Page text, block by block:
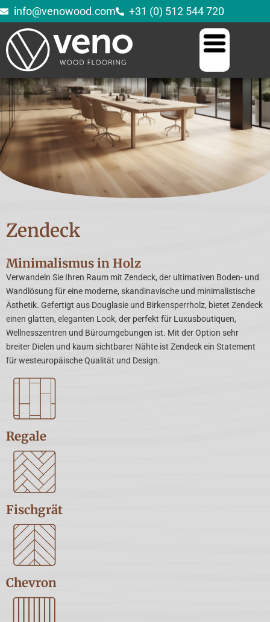
info@venowood.com +31 (0) 512 544 720
Zendeck
Minimalismus in Holz
Verwandeln Sie Ihren Raum mit Zendeck, der ultimativen Boden- und
Wandlösung für eine moderne, skandinavische und minimalistische
Ästhetik. Gefertigt aus Douglasie und Birkensperrholz, bietet Zendeck
einen glatten, eleganten Look, der perfekt für Luxusboutiquen,
Wellnesszentren und Büroumgebungen ist. Mit der Option sehr
breiter Dielen und kaum sichtbarer Nähte ist Zendeck ein Statement
für westeuropäische Qualität und Design.
Regale
Fischgrät
Chevron